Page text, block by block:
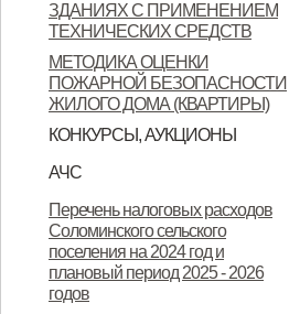
ЗДАНИЯХ С ПРИМЕНЕНИЕМ
ТЕХНИЧЕСКИХ СРЕДСТВ
МЕТОДИКА ОЦЕНКИ
ПОЖАРНОЙ БЕЗОПАСНОСТИ
ЖИЛОГО ДОМА (КВАРТИРЫ)
КОНКУРСЫ, АУКЦИОНЫ
Продажа земельных участков
АЧС
области от 23.11.2022 года № 674
"Об установлении
ограничительных мероприятий
области от 28.11.2022 года № 683
"О внесении изменений в Указ
Губернатора Орловской области
области от 28.11.2022 года № 684
"Об установлении
ограничительных мероприятий
Перечень налоговых расходов
Соломинского сельского
поселения на 2024 год и
плановый период 2025 - 2026
годов